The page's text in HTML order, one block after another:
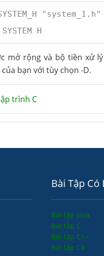
"system_1.h"
mở rộng và bộ tiền xử
bạn với tùy chọn -D.
trình C
Bài Tập Có
Bài tập Java
Bài tập C
Bài tập C++
Bài tập C#